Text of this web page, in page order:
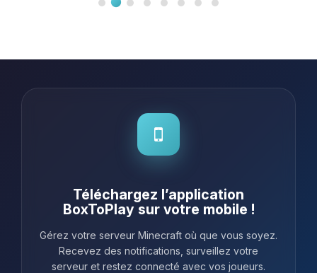
mon serveur hyper simple. Chaque
Téléchargez l’application
BoxToPlay sur votre mobile !
Gérez votre serveur Minecraft où que vous soyez.
Recevez des notifications, surveillez votre
serveur et restez connecté avec vos joueurs.